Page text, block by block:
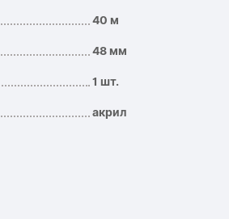
40 м
48 мм
1 шт.
акрил